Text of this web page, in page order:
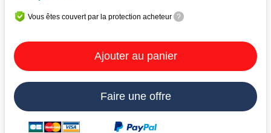
Vous êtes couvert par la protection acheteur ?
Ajouter au panier
Faire une offre